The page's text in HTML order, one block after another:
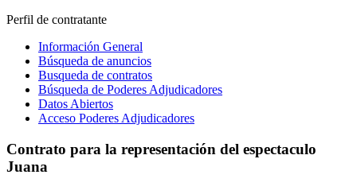
Perfil de contratante
Información General
Búsqueda de anuncios
Busqueda de contratos
Búsqueda de Poderes Adjudicadores
Datos Abiertos
Acceso Poderes Adjudicadores
Contrato para la representación del espectaculo
Juana